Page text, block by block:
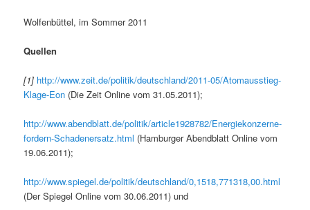
Wolfenbüttel, im Sommer 2011
Quellen
[1] http://www.zeit.de/politik/deutschland/2011-05/Atomausstieg-
Klage-Eon (Die Zeit Online vom 31.05.2011);
http://www.abendblatt.de/politik/article1928782/Energiekonzerne-
fordern-Schadenersatz.html (Hamburger Abendblatt Online vom
19.06.2011);
http://www.spiegel.de/politik/deutschland/0,1518,771318,00.html
(Der Spiegel Online vom 30.06.2011) und